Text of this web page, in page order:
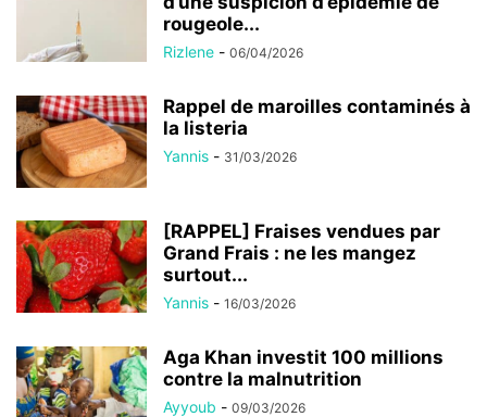
rougeole...
Rizlene - 06/04/2026
Rappel de maroilles contaminés à
la listeria
Yannis - 31/03/2026
[RAPPEL] Fraises vendues par
Grand Frais : ne les mangez
surtout...
Yannis - 16/03/2026
Aga Khan investit 100 millions
contre la malnutrition
Ayyoub - 09/03/2026